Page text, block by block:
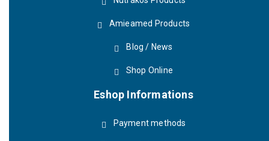
Amieamed Products
Blog / News
Shop Online
Eshop Informations
Payment methods